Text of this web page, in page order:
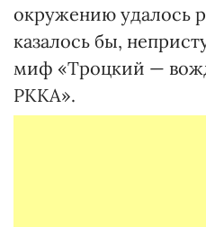
окружению удалось
казалось бы,
миф «Троцкий —
РККА».